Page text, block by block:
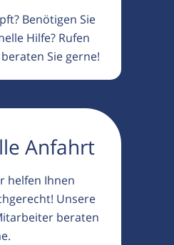
Benötigen Sie
Hilfe? Rufen
Sie gerne!
Anfahrt
helfen Ihnen
Unsere
beraten